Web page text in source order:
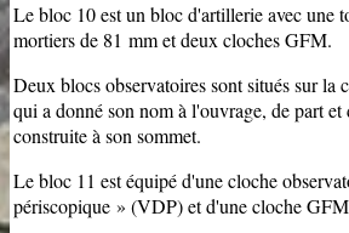
Le bloc 10 est un bloc d'artillerie avec une
mortiers de 81 mm et deux cloches GFM.
Deux blocs observatoires sont situés sur la
qui a donné son nom à l'ouvrage, de part et
construite à son sommet.
Le bloc 11 est équipé d'une cloche
périscopique » (VDP) et d'une cloche